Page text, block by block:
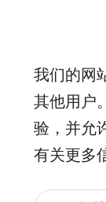
我们的网
其他用户
验，并允
有关更多